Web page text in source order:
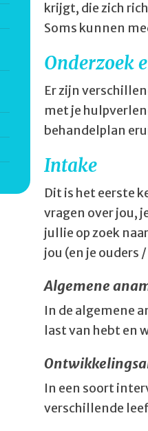
krijgt, die zich
Soms kunnen
Onderzoek
Er zijn
met je
behandelplan
Intake
Dit is het eerste
vragen over jou,
jullie op zoek
jou (en je ouders
Algemene
In de algemene
last van hebt en
In een soort
verschillende